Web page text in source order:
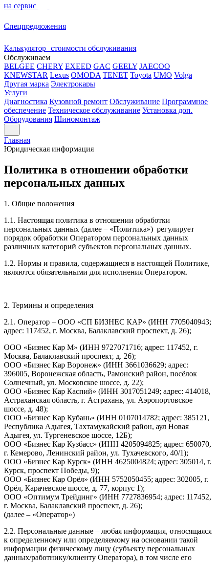
на сервис
Спецпредложения
Калькулятор стоимости обслуживания
Обслуживаем
BELGEE CHERY EXEED GAC GEELY JAECOO
KNEWSTAR Lexus OMODA TENET Toyota UMO Volga
Другая марка Электрокары
Услуги
Диагностика Кузовной ремонт Обслуживание Программное
обеспечение Техническое обслуживание Установка доп.
Оборудования Шиномонтаж
Главная
Юридическая информация
Политика в отношении обработки
персональных данных
1. Общие положения
1.1. Настоящая политика в отношении обработки
персональных данных (далее – «Политика») регулирует
порядок обработки Оператором персональных данных
различных категорий субъектов персональных данных.
1.2. Нормы и правила, содержащиеся в настоящей Политике,
являются обязательными для исполнения Оператором.
2. Термины и определения
2.1. Оператор – ООО «СП БИЗНЕС КАР» (ИНН 7705040943;
адрес: 117452, г. Москва, Балаклавский проспект, д. 26);
ООО «Бизнес Кар М» (ИНН 9727071716; адрес: 117452, г.
Москва, Балаклавский проспект, д. 26);
ООО «Бизнес Кар Воронеж» (ИНН 3661036629; адрес:
396005, Воронежская область, Рамонский район, посёлок
Солнечный, ул. Московское шоссе, д. 22);
ООО «Бизнес Кар Каспий» (ИНН 3017051249; адрес: 414018,
Астраханская область, г. Астрахань, ул. Аэропортовское
шоссе, д. 48);
ООО «Бизнес Кар Кубань» (ИНН 0107014782; адрес: 385121,
Республика Адыгея, Тахтамукайский район, аул Новая
Адыгея, ул. Тургеневское шоссе, 12Б);
ООО «Бизнес Кар Кузбасс» (ИНН 4205094825; адрес: 650070,
г. Кемерово, Ленинский район, ул. Тухачевского, 40/1);
ООО «Бизнес Кар Курск» (ИНН 4625004824; адрес: 305014, г.
Курск, проспект Победы, 9);
ООО «Бизнес Кар Орёл» (ИНН 5752050455; адрес: 302005, г.
Орёл, Карачевское шоссе, д. 77, корпус 1);
ООО «Оптимум Трейдинг» (ИНН 7727836954; адрес: 117452,
г. Москва, Балаклавский проспект, д. 26);
(далее – «Оператор»)
2.2. Персональные данные – любая информация, относящаяся
к определенному или определяемому на основании такой
информации физическому лицу (субъекту персональных
данных/работнику/клиенту Оператора), в том числе его